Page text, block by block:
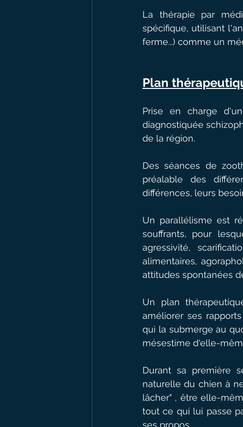
La thérapie par
spécifique, utilisant
ferme...) comme un
Plan
Prise en charge
diagnostiquée
de la région.
Des séances de
préalable des
différences, leurs
Un parallélisme est
souffrants, pour
agressivité,
alimentaires,
attitudes spontanées
Un plan
améliorer ses
qui la submerge au
mésestime d'elle-
Durant sa première
naturelle du chien à
lâcher" , être elle-
tout ce qui lui passe
ses propos.